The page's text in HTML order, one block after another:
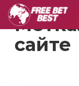
сайте